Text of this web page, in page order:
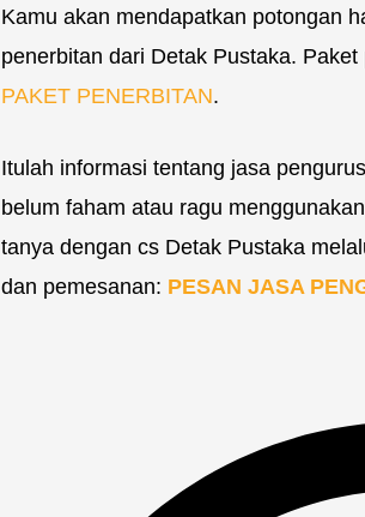
Kamu akan mendapatkan potongan
penerbitan dari Detak Pustaka.
PAKET PENERBITAN.
Itulah informasi tentang jasa
belum faham atau ragu
tanya dengan cs Detak Pustaka
dan pemesanan: PESAN JASA